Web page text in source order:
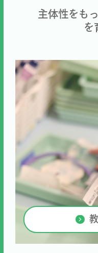
主体性をも
を